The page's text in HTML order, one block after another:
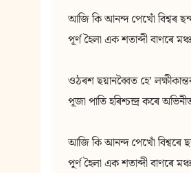
আজি কি আনন্দ পেখোঁ বিশ্বৰ
পূৰ্ণ হৈলা এক শতাব্দী বাণৰে
ওঠৰশ ছয়ানব্বৈত হেʼ
পূজা পাতি হৰিশ্চন্দ্ৰ কৰে
আজি কি আনন্দ পেখোঁ বিশ্বৰে
পূৰ্ণ হৈলা এক শতাব্দী বাণৰে